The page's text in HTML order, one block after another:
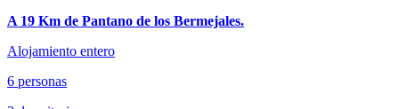
A 19 Km de Pantano de los Bermejales.
Alojamiento entero
6 personas